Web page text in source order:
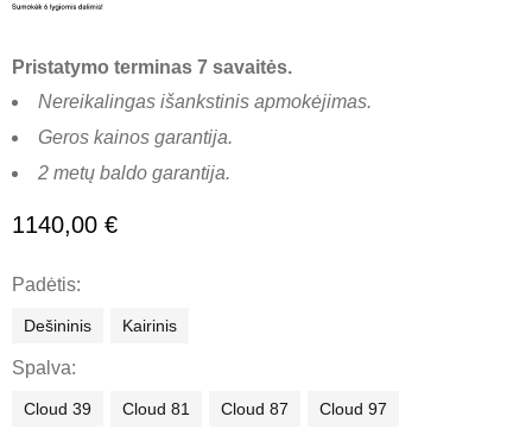
Pristatymo terminas 7 savaitės.
Nereikalingas išankstinis apmokėjimas.
Geros kainos garantija.
2 metų baldo garantija.
1140,00 €
Padėtis
Dešininis Kairinis
Spalva
Cloud 39 Cloud 81 Cloud 87 Cloud 97